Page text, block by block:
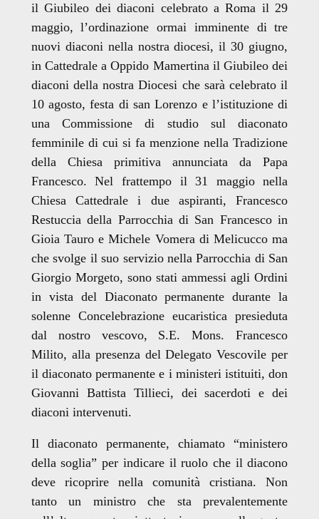
il Giubileo dei diaconi celebrato a Roma il 29
maggio, l’ordinazione ormai imminente di tre
nuovi diaconi nella nostra diocesi, il 30 giugno,
in Cattedrale a Oppido Mamertina il Giubileo dei
diaconi della nostra Diocesi che sarà celebrato il
10 agosto, festa di san Lorenzo e l’istituzione di
una Commissione di studio sul diaconato
femminile di cui si fa menzione nella Tradizione
della Chiesa primitiva annunciata da Papa
Francesco.Nel frattempo il 31 maggio nella
Chiesa Cattedrale i due aspiranti, Francesco
Restuccia della Parrocchia di San Francesco in
Gioia Tauro e Michele Vomera di Melicucco ma
che svolge il suo servizio nella Parrocchia di San
Giorgio Morgeto, sono stati ammessi agli Ordini
in vista del Diaconato permanente durante la
solenne Concelebrazione eucaristica presieduta
dal nostro vescovo, S.E. Mons. Francesco
Milito, alla presenza del Delegato Vescovile per
il diaconato permanente e i ministeri istituiti, don
Giovanni Battista Tillieci, dei sacerdoti e dei
diaconi intervenuti.
Il diaconato permanente, chiamato “ministero
della soglia” per indicare il ruolo che il diacono
deve ricoprire nella comunità cristiana. Non
tanto un ministro che sta prevalentemente